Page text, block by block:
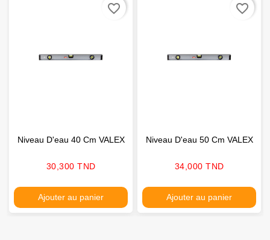
Niveau D'eau 40 Cm VALEX
Prix
30,300 TND
Ajouter au panier
favorite_border
Niveau D'eau 50 Cm VALEX
Prix
34,000 TND
Ajouter au panier
favorite_border